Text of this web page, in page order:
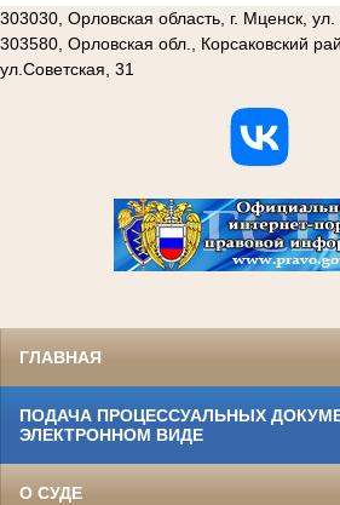
303030, Орловская область, г. Мценск,
303580, Орловская обл., Корсаковский
ул.Советская, 31
ГЛАВНАЯ
ПОДАЧА ПРОЦЕССУАЛЬНЫХ
ЭЛЕКТРОННОМ ВИДЕ
О СУДЕ